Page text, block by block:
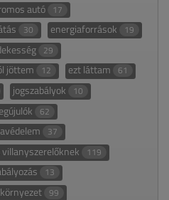
autó 17
30 energiaforrások 19
29
jöttem 12 ezt láttam 61
jogszabályok 10
62
37
119
13
99